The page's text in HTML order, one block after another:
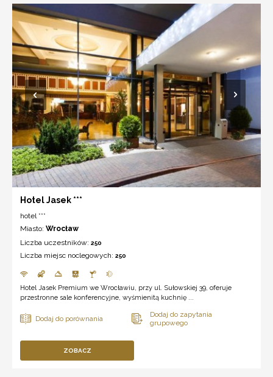
Hotel Jasek ***
hotel ***
Miasto: Wrocław
Liczba uczestników: 250
Liczba miejsc noclegowych: 250
Hotel Jasek Premium we Wrocławiu, przy ul. Sułowskiej 39, oferuje
przestronne sale konferencyjne, wyśmienitą kuchnię ...
ZOBACZ